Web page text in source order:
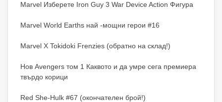
Marvel Изберете Iron Guy 3 War Device Action Фигура
Marvel World Earths най -мощни герои #16
Marvel X Tokidoki Frenzies (обратно на склад!)
Нов Avengers том 1 Каквото и да умре сега премиера
твърдо корици
Red She-Hulk #67 (окончателен брой!)